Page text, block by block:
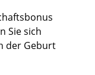
Sie sich
der Geburt